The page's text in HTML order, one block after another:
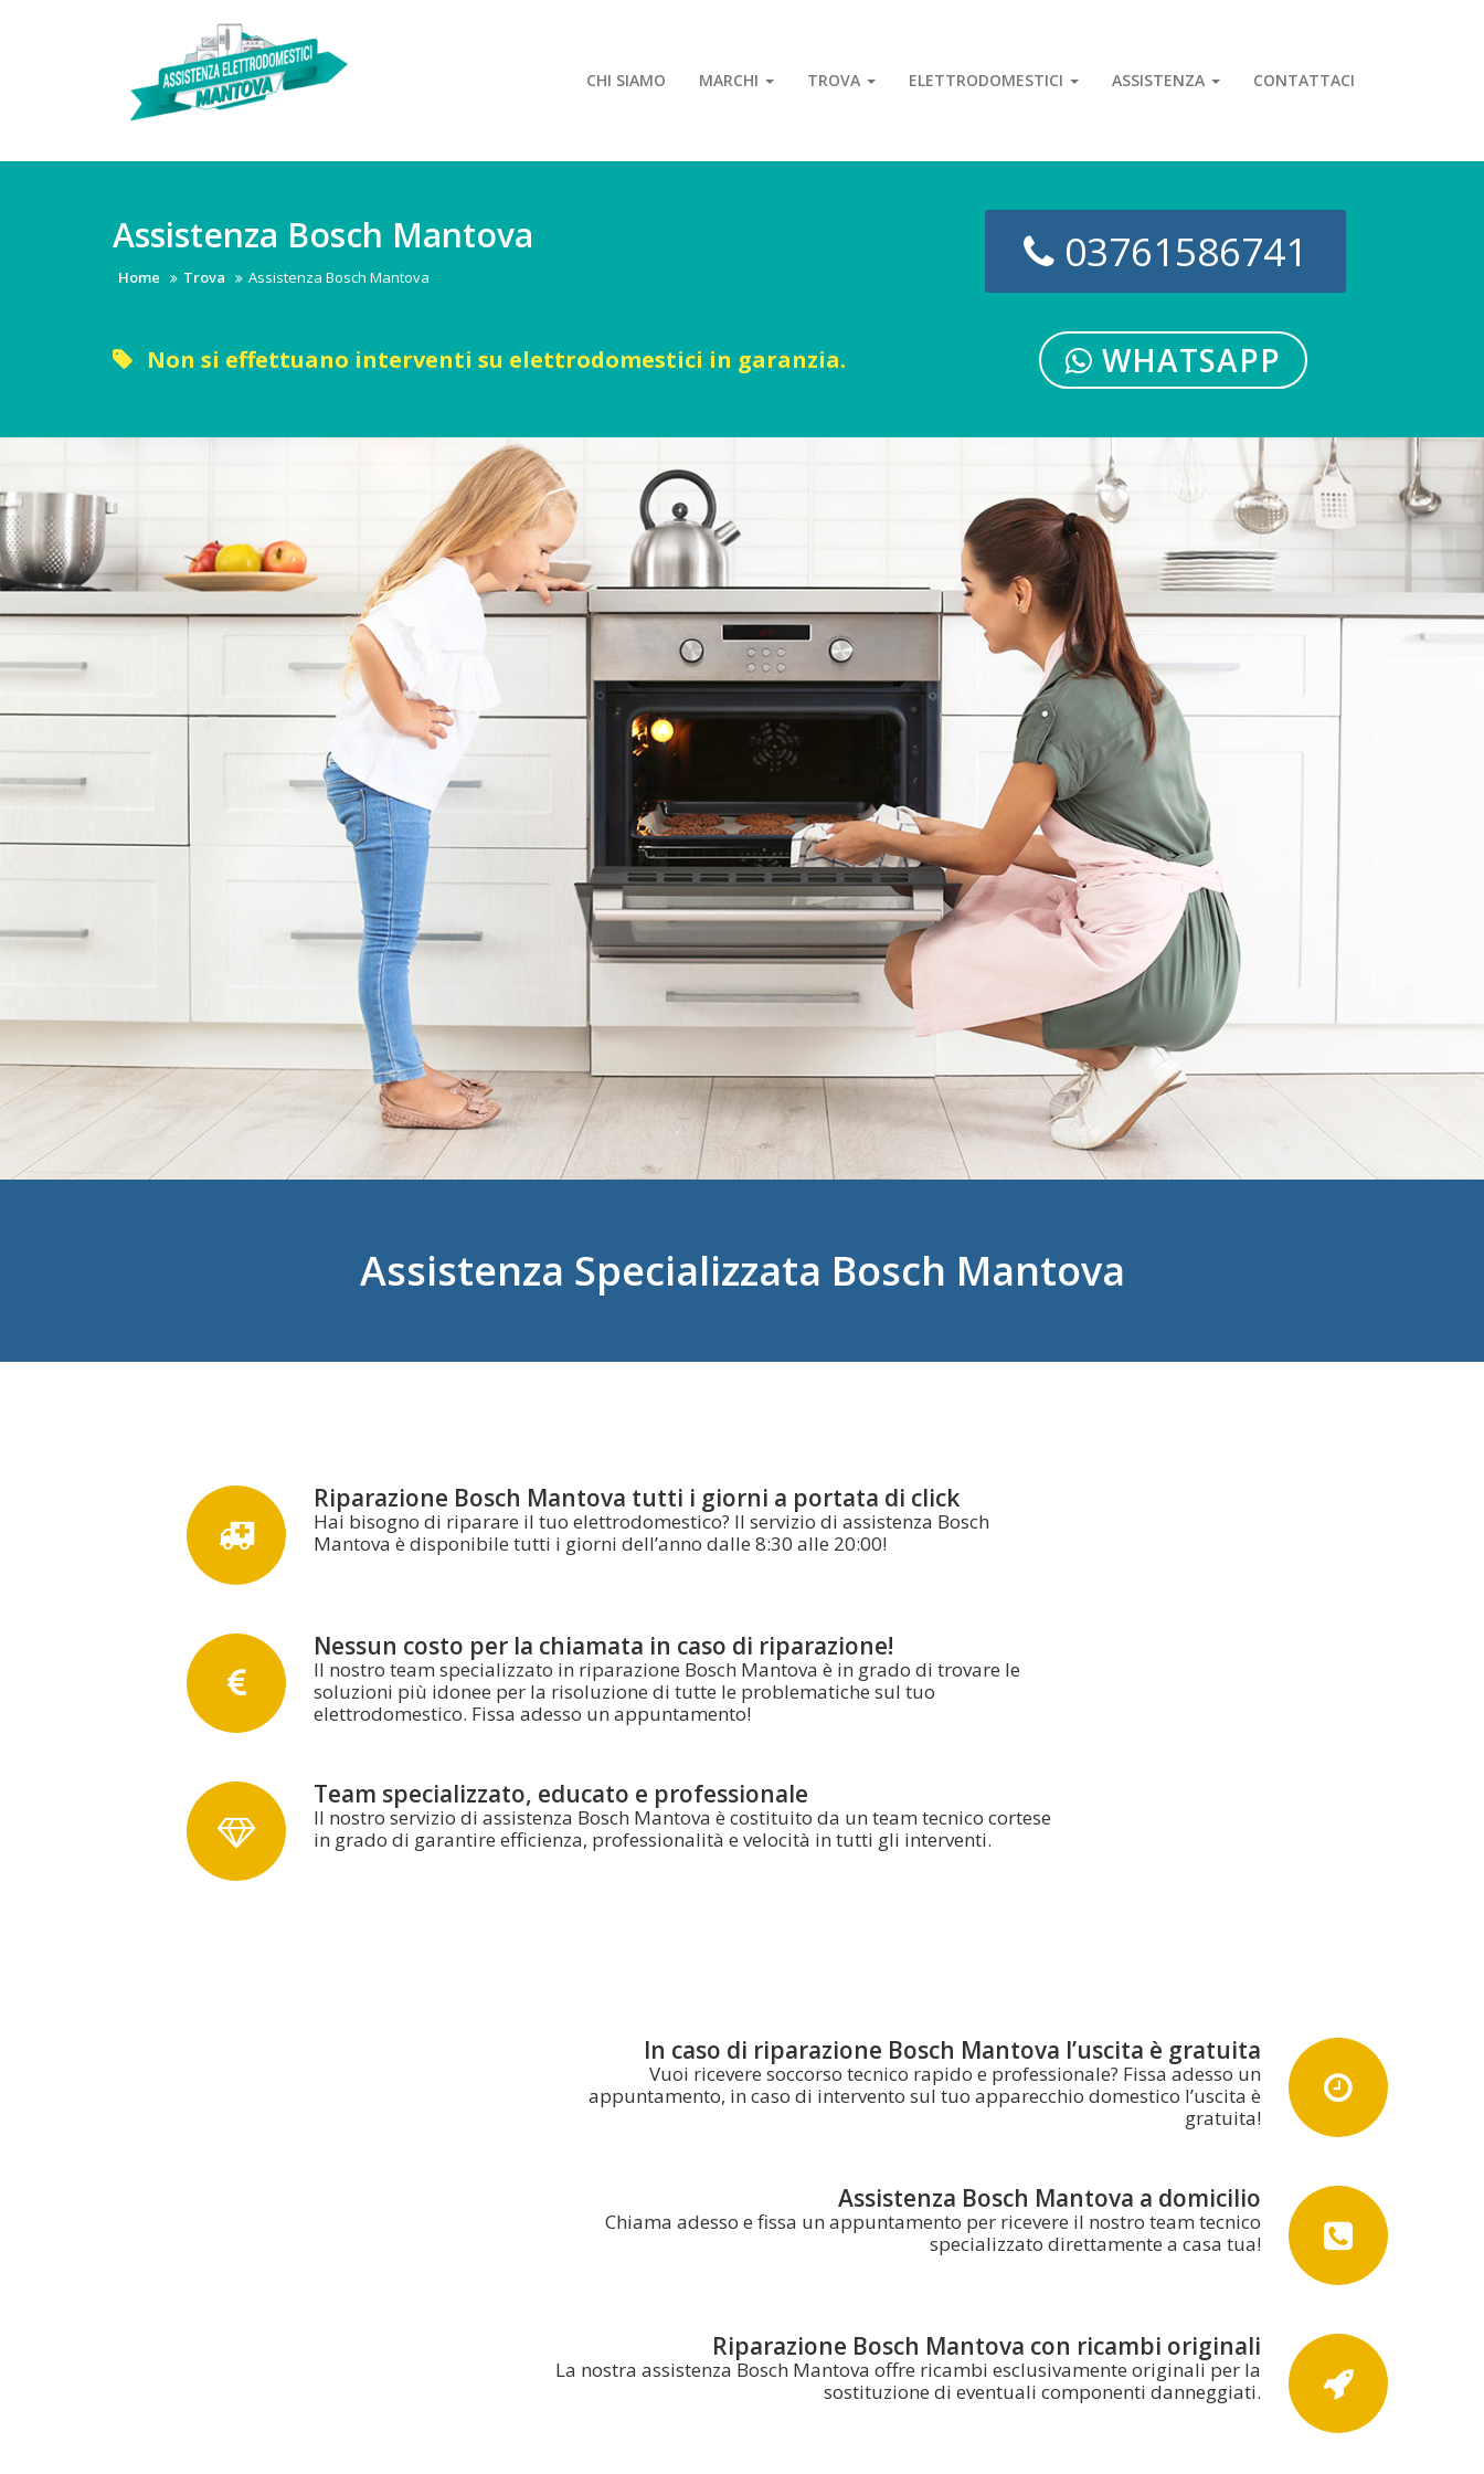
CHI SIAMO
MARCHI TROVA ELETTRODOMESTICI ASSISTENZA CONTATTACI
Assistenza Bosch Mantova
Home Trova Assistenza Bosch Mantova 03761586741
Non si effettuano interventi su elettrodomestici in garanzia. WHATSAPP
Assistenza Specializzata Bosch Mantova
Riparazione Bosch Mantova tutti i giorni a portata di click
Hai bisogno di riparare il tuo elettrodomestico? Il servizio di assistenza Bosch
Mantova è disponibile tutti i giorni dell’anno dalle 8:30 alle 20:00!
Nessun costo per la chiamata in caso di riparazione!
Il nostro team specializzato in riparazione Bosch Mantova è in grado di trovare le
soluzioni più idonee per la risoluzione di tutte le problematiche sul tuo
elettrodomestico. Fissa adesso un appuntamento!
Team specializzato, educato e professionale
Il nostro servizio di assistenza Bosch Mantova è costituito da un team tecnico cortese
in grado di garantire efficienza, professionalità e velocità in tutti gli interventi.
In caso di riparazione Bosch Mantova l’uscita è gratuita
Vuoi ricevere soccorso tecnico rapido e professionale? Fissa adesso un
appuntamento, in caso di intervento sul tuo apparecchio domestico l’uscita è
gratuita!
Assistenza Bosch Mantova a domicilio
Chiama adesso e fissa un appuntamento per ricevere il nostro team tecnico
specializzato direttamente a casa tua!
Riparazione Bosch Mantova con ricambi originali
La nostra assistenza Bosch Mantova offre ricambi esclusivamente originali per la
sostituzione di eventuali componenti danneggiati.